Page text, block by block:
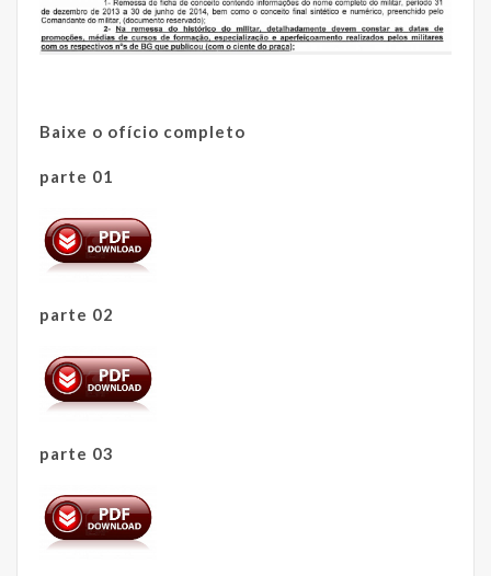
Baixe o ofício completo
parte 01
parte 02
parte 03